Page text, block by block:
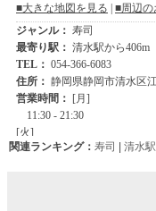
関連ランキング： 寿司 | 清水駅